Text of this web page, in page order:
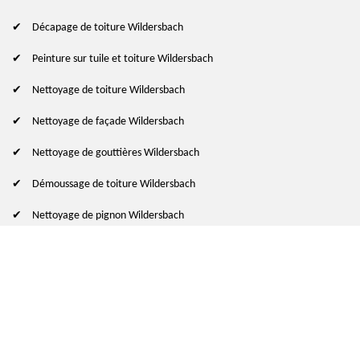
Décapage de toiture Wildersbach
Peinture sur tuile et toiture Wildersbach
Nettoyage de toiture Wildersbach
Nettoyage de façade Wildersbach
Nettoyage de gouttières Wildersbach
Démoussage de toiture Wildersbach
Nettoyage de pignon Wildersbach